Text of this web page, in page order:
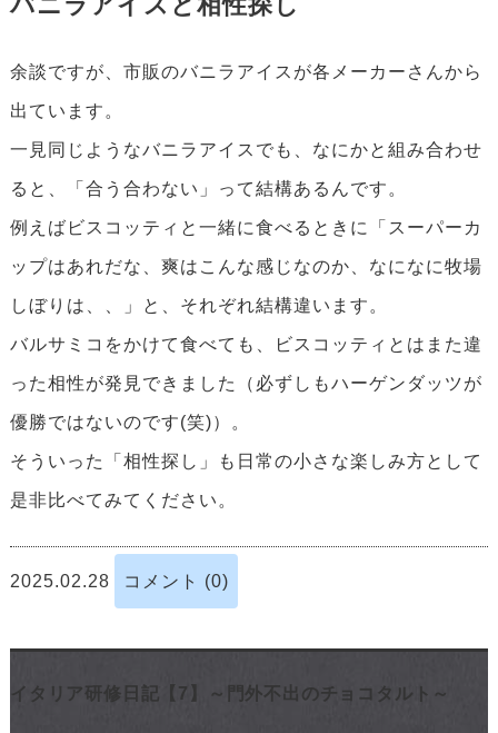
余談ですが、市販のバニラアイスが各メーカーさんから
出ています。
一見同じようなバニラアイスでも、なにかと組み合わせ
ると、「合う合わない」って結構あるんです。
例えばビスコッティと一緒に食べるときに「スーパーカ
ップはあれだな、爽はこんな感じなのか、なになに牧場
しぼりは、、」と、それぞれ結構違います。
バルサミコをかけて食べても、ビスコッティとはまた違
った相性が発見できました（必ずしもハーゲンダッツが
優勝ではないのです(笑)）。
そういった「相性探し」も日常の小さな楽しみ方として
是非比べてみてください。
2025.02.28 コメント (0)
イタリア研修日記【7】～門外不出のチョコタルト～